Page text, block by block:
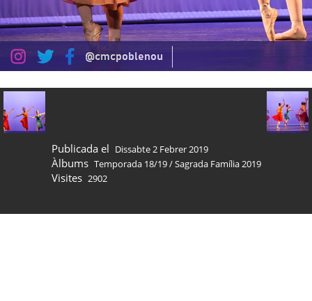
Publicada el Dissabte 2 Febrer 2019
Àlbums Temporada 18/19/Sagrada Família 2019
Visites 2902